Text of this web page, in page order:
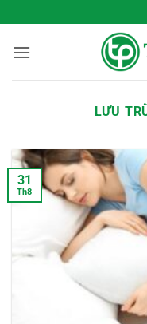
qua
nội
LƯU
31
Th8